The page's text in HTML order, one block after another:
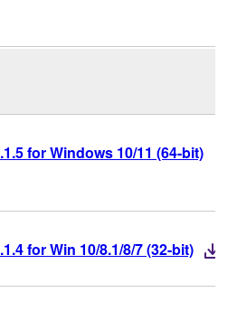
for Windows 10/11 (64-bit)
for Win 10/8.1/8/7 (32-bit)